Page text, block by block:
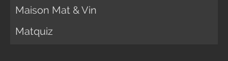
Maison Mat & Vin
Matquiz